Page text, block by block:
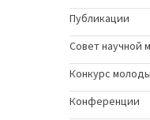
Публикации
Совет научной
Конкурс
Конференции